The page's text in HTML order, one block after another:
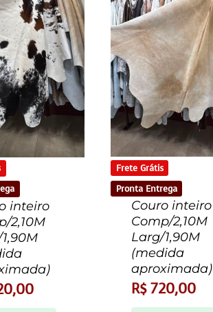
inteiro
2,10M
Frete Grátis
Pronta Entrega
Couro inteiro
Comp/2,10M
Larg/1,90M
(medida
aproximada)
R$720,00